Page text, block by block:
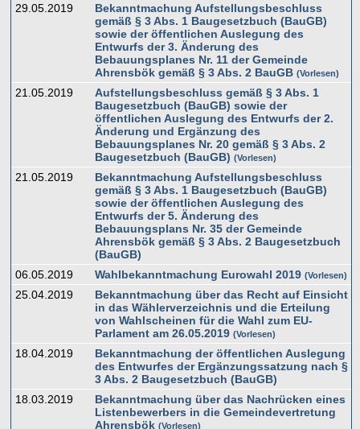
29.05.2019
Bekanntmachung Aufstellungsbeschluss
gemäß § 3 Abs. 1 Baugesetzbuch (BauGB)
sowie der öffentlichen Auslegung des
Entwurfs der 3. Änderung des
Bebauungsplanes Nr. 11 der Gemeinde
Ahrensbök gemäß § 3 Abs. 2 BauGB
Vorlesen
21.05.2019
Aufstellungsbeschluss gemäß § 3 Abs. 1
Baugesetzbuch (BauGB) sowie der
öffentlichen Auslegung des Entwurfs der 2.
Änderung und Ergänzung des
Bebauungsplanes Nr. 20 gemäß § 3 Abs. 2
Baugesetzbuch (BauGB)
Vorlesen
21.05.2019
Bekanntmachung Aufstellungsbeschluss
gemäß § 3 Abs. 1 Baugesetzbuch (BauGB)
sowie der öffentlichen Auslegung des
Entwurfs der 5. Änderung des
Bebauungsplans Nr. 35 der Gemeinde
Ahrensbök gemäß § 3 Abs. 2 Baugesetzbuch
(BauGB)
06.05.2019
Wahlbekanntmachung Eurowahl 2019 Vorlesen
25.04.2019
Bekanntmachung über das Recht auf Einsicht
in das Wählerverzeichnis und die Erteilung
von Wahlscheinen für die Wahl zum EU-
Parlament am 26.05.2019
Vorlesen
18.04.2019
Bekanntmachung der öffentlichen Auslegung
des Entwurfes der Ergänzungssatzung nach §
3 Abs. 2 Baugesetzbuch (BauGB)
18.03.2019
Bekanntmachung über das Nachrücken eines
Listenbewerbers in die Gemeindevertretung
Ahrensbök
Vorlesen